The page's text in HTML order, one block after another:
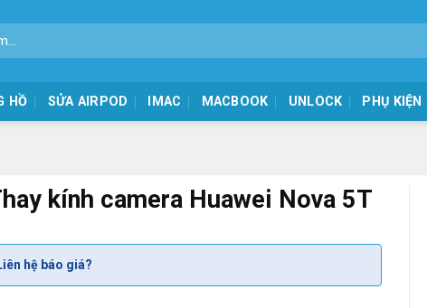
HỒ SỬA AIRPOD IMAC MACBOOK UNLOCK PHỤ KIỆN
kính camera Huawei Nova 5T
hệ báo giá?